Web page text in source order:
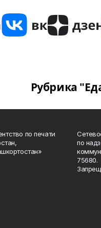
Рубрика
по печати
по
75680.